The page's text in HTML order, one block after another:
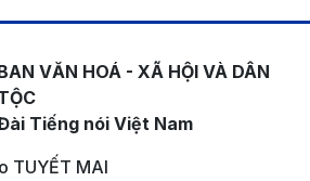
VĂN HOÁ - XÃ HỘI VÀ DÂN
Tiếng nói Việt Nam
TUYẾT MAI